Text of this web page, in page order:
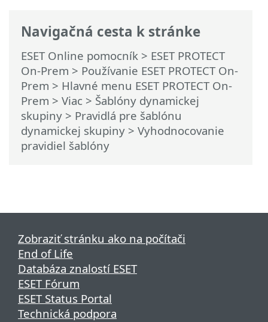
Navigačná cesta k stránke
ESET Online pomocník > ESET PROTECT
On-Prem > Používanie ESET PROTECT On-
Prem > Hlavné menu ESET PROTECT On-
Prem > Viac > Šablóny dynamickej
skupiny > Pravidlá pre šablónu
dynamickej skupiny > Vyhodnocovanie
pravidiel šablóny
Zobraziť stránku ako na počítači
End of Life
Databáza znalostí ESET
ESET Fórum
ESET Status Portal
Technická podpora